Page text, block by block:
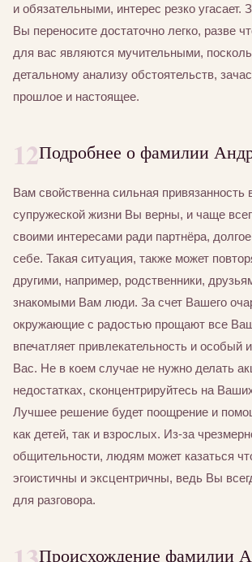
и обязательными, интерес резко угасает.
Вы переносите достаточно легко, разве
для вас являются мучительными,
детальному анализу обстоятельств,
прошлое и настоящее.
12Подробнее о фамилии
Вам свойственна сильная привязанность
супружеской жизни Вы верны, и чаще
своими интересами ради партнёра,
себе. Такая ситуация, также может
другими, например, родственники,
знакомыми Вам люди. За счет Вашего
окружающие с радостью прощают все
впечатляет привлекательность и особый
Вас. Не в коем случае не нужно делать
недостатках, сконцентрируйтесь на
Лучшее решение будет поощрение и
как детей, так и взрослых. Из-за
общительности, людям может казаться
эгоистичны и эксцентричны, ведь Вы
для разговора.
Происхождение фамилии